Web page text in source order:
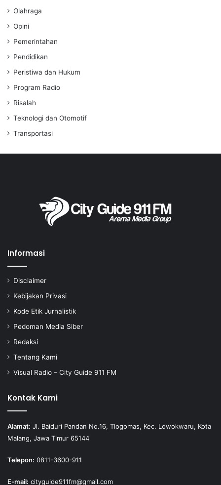
Olahraga
Opini
Pemerintahan
Pendidikan
Peristiwa dan Hukum
Program Radio
Risalah
Teknologi dan Otomotif
Transportasi
Informasi
Disclaimer
Kebijakan Privasi
Kode Etik Jurnalistik
Pedoman Media Siber
Redaksi
Tentang Kami
Visual Radio – City Guide 911 FM
Kontak Kami
Alamat: Jl. Baiduri Pandan No.16, Tlogomas, Kec. Lowokwaru, Kota
Malang, Jawa Timur 65144
Telepon: 0811-3600-911
E-mail: cityguide911fm@gmail.com